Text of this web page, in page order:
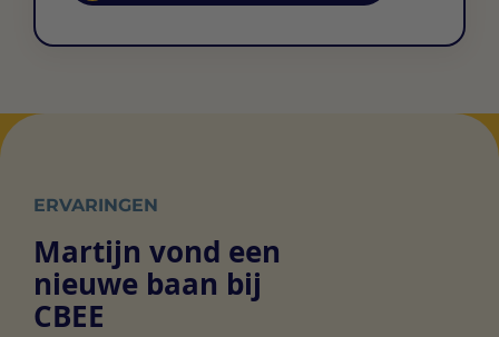
ERVARINGEN
Martijn vond een
nieuwe baan bij
CBEE